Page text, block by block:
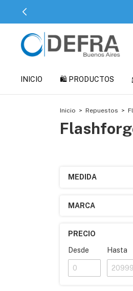
INICIO 🛍️ PRODUCTOS
Inicio > Repuestos >
MEDIDA
MARCA
PRECIO
Desde
Hasta